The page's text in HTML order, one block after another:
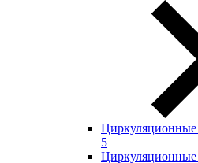
Циркуляционные
5
Циркуляционные